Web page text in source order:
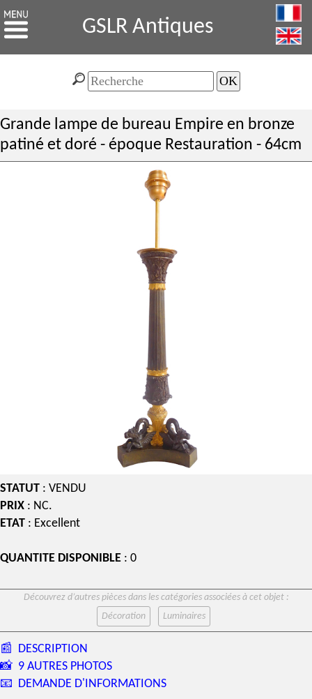
GSLR Antiques
Grande lampe de bureau Empire en bronze
patiné et doré - époque Restauration - 64cm
STATUT : VENDU
PRIX : NC.
ETAT : Excellent
QUANTITE DISPONIBLE : 0
Découvrez d’autres pièces dans les catégories associées à cet objet :
Décoration
Luminaires
📰 DESCRIPTION
📸 9 AUTRES PHOTOS
📧 DEMANDE D'INFORMATIONS